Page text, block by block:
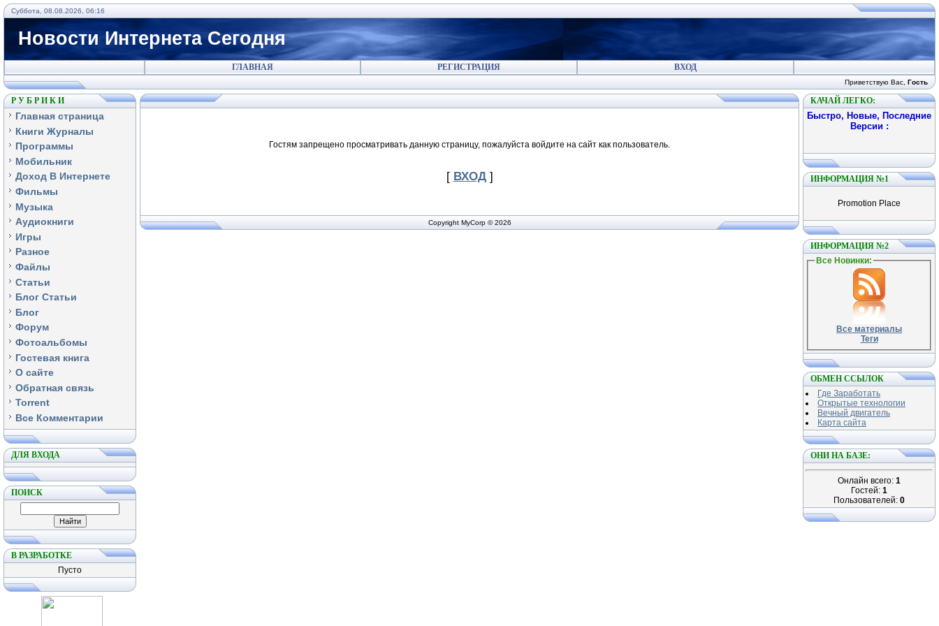
Суббота, 08.08.2026, 06:16
Новости Интернета Сегодня
ГЛАВНАЯ РЕГИСТРАЦИЯ ВХОД
Приветствую Вас Гость
Р У Б Р И К И
Главная страница
Книги Журналы
Программы
Мобильник
Доход В Интернете
Фильмы
Музыка
Аудиокниги
Игры
Разное
Файлы
Статьи
Блог Статьи
Блог
Форум
Фотоальбомы
Гостевая книга
О сайте
Обратная связь
Torrent
Все Комментарии
ДЛЯ ВХОДА
ПОИСК
В РАЗРАБОТКЕ
Пусто
Гостям запрещено просматривать данную страницу, пожалуйста войдите на сайт как пользователь.
[ ВХОД]
Copyright MyCorp © 2026
КАЧАЙ ЛЕГКО:
Быстро, Новые, Последние
Версии :
ИНФОРМАЦИЯ №1
Promotion Place
ИНФОРМАЦИЯ №2
Все Новинки:
Все материалы
Теги
ОБМЕН ССЫЛОК
Где Заработать
Открытые технологии
Вечный двигатель
Карта сайта
ОНИ НА БАЗЕ:
Онлайн всего: 1
Гостей: 1
Пользователей: 0